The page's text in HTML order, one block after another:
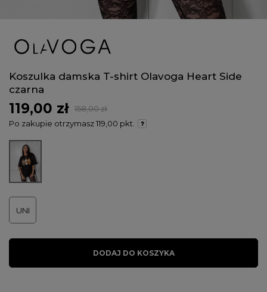
Koszulka damska T-shirt Olavoga Heart Side
czarna
119,00 zł
158,00 zł
Po zakupie otrzymasz119,00 pkt.
UNI
DODAJ DO KOSZYKA